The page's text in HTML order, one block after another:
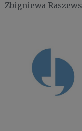
Zbigniewa